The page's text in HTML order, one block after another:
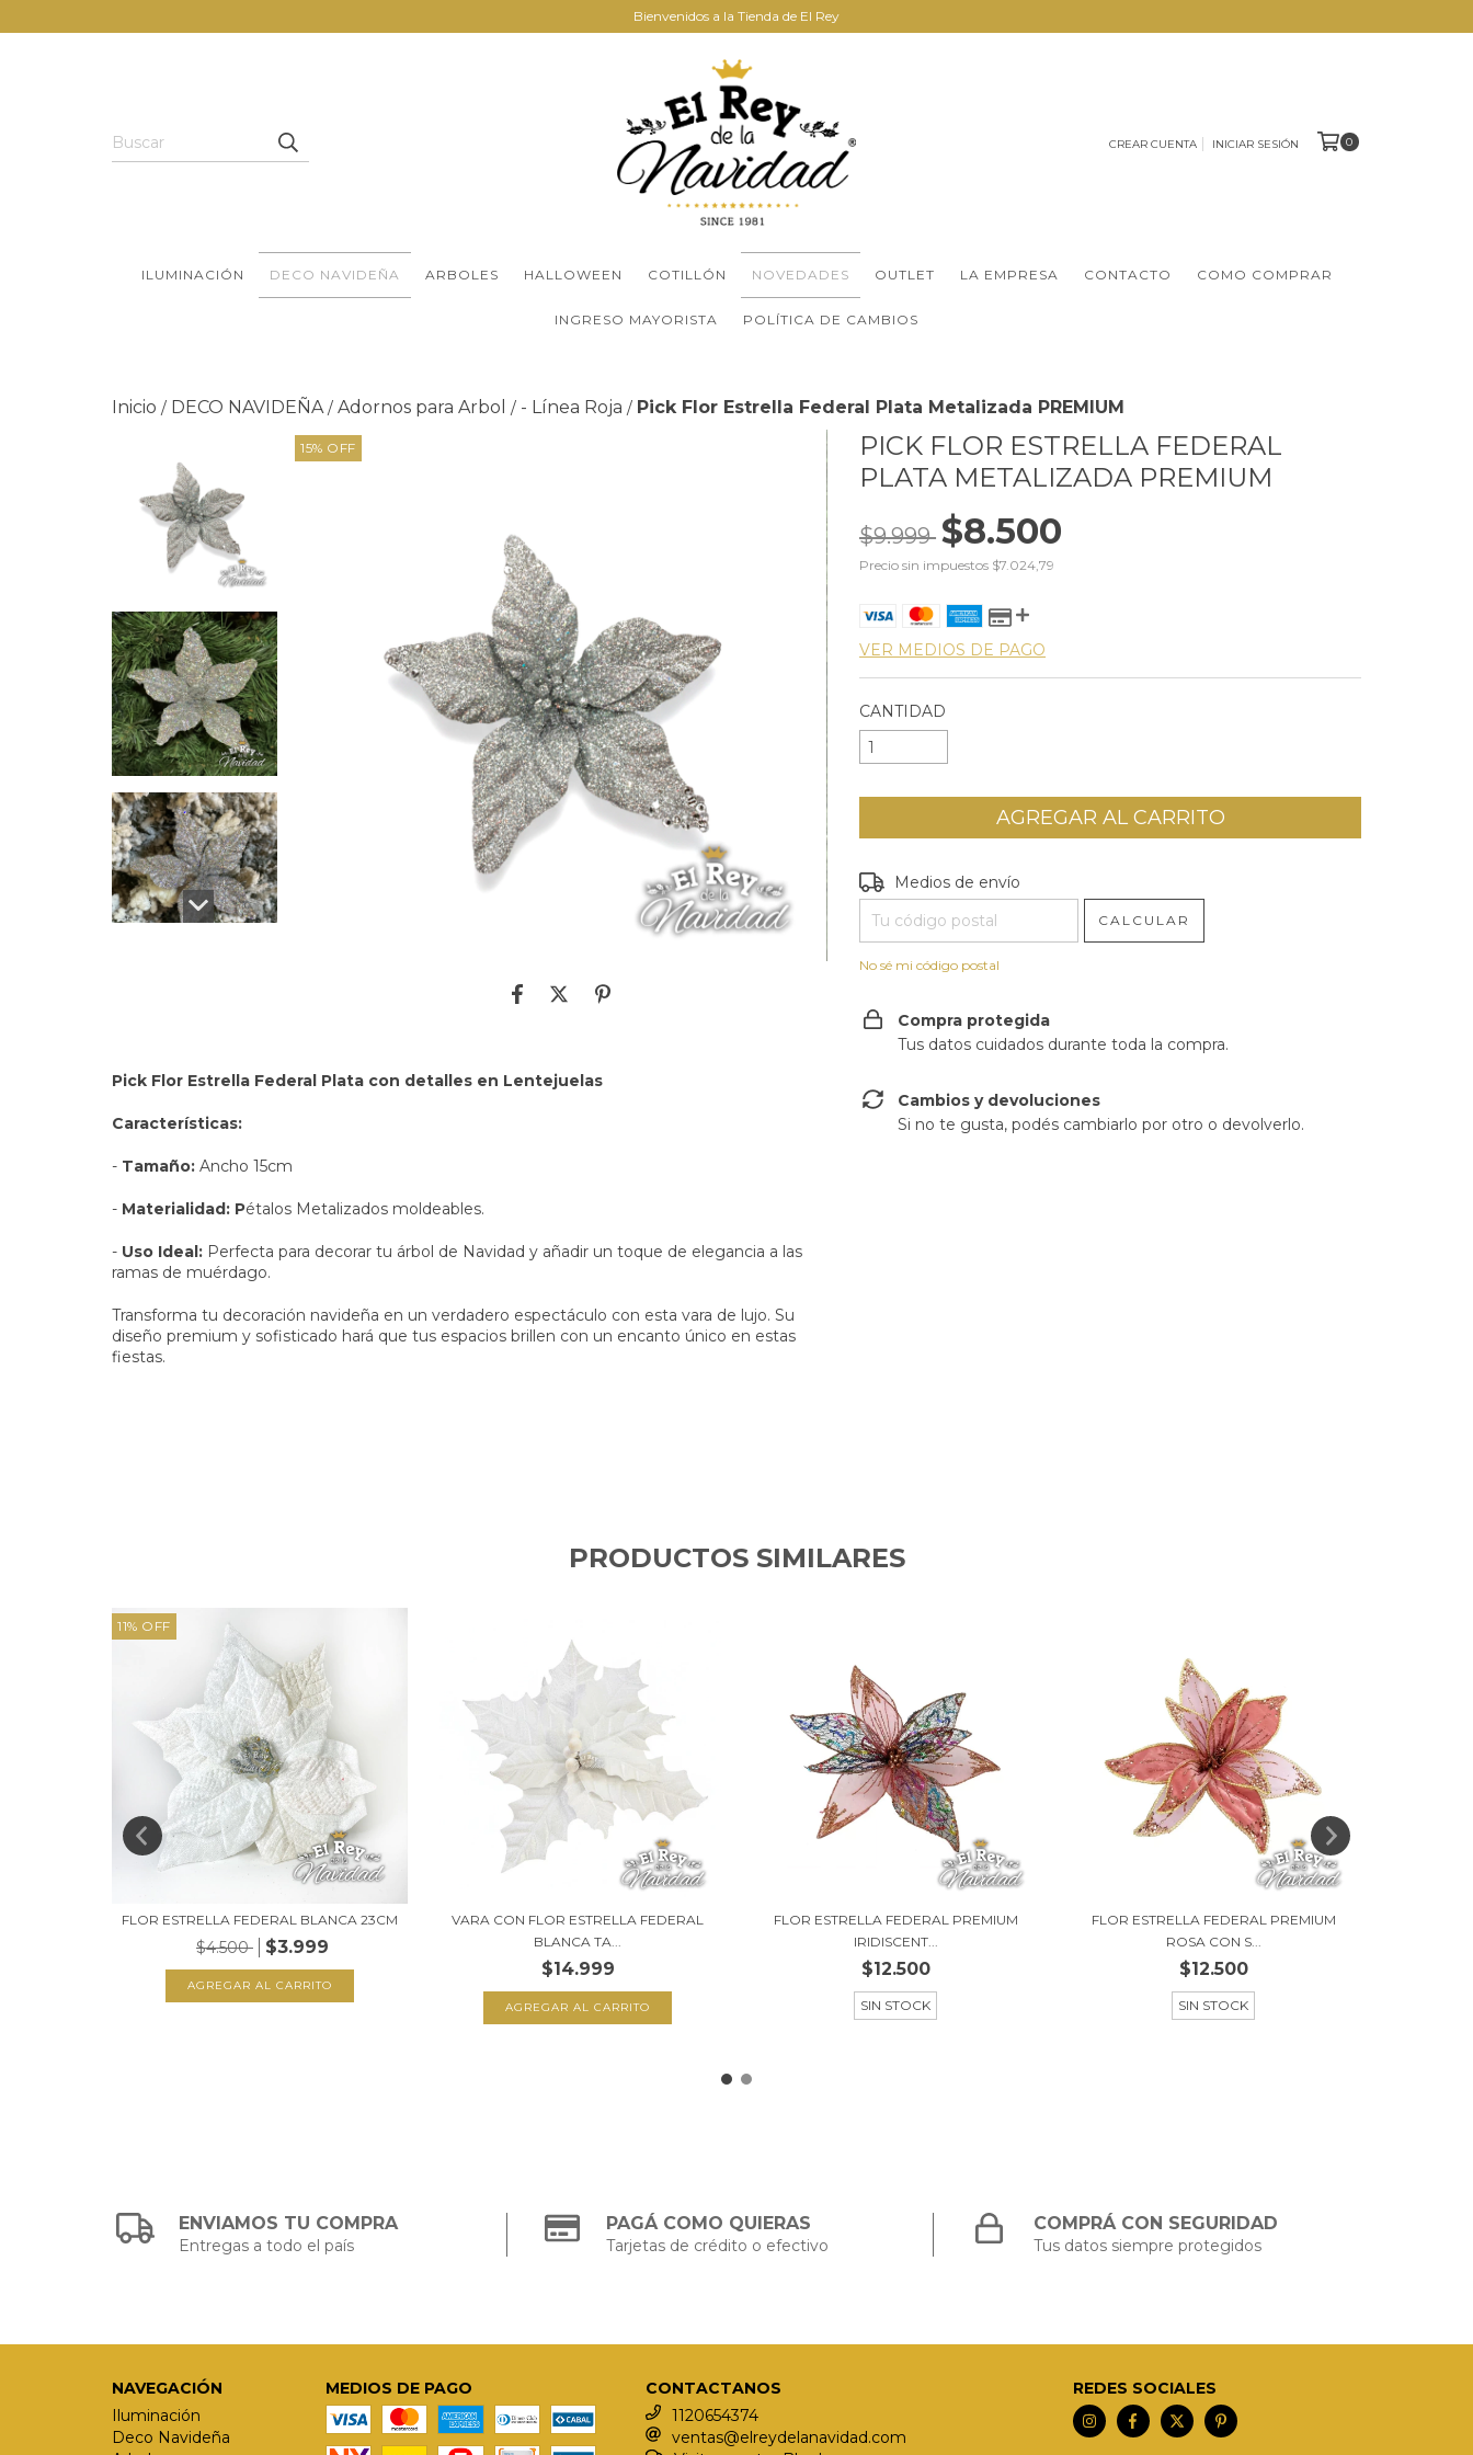
Bienvenidos a la Tienda de El Rey
CREAR CUENTA INICIAR SESIÓN 0
ILUMINACIÓN DECO NAVIDEÑA ARBOLES HALLOWEEN COTILLÓN NOVEDADES OUTLET LA EMPRESA CONTACTO COMO COMPRAR
INGRESO MAYORISTA POLÍTICA DE CAMBIOS
Inicio / DECO NAVIDEÑA / Adornos para Arbol / - Línea Roja / Pick Flor Estrella Federal Plata Metalizada PREMIUM
15% OFF
Pick Flor Estrella Federal Plata con detalles en Lentejuelas
Características:
- Tamaño: Ancho 15cm
- Materialidad: Pétalos Metalizados moldeables.
- Uso Ideal: Perfecta para decorar tu árbol de Navidad y añadir un toque de elegancia a las
ramas de muérdago.
Transforma tu decoración navideña en un verdadero espectáculo con esta vara de lujo. Su
diseño premium y sofisticado hará que tus espacios brillen con un encanto único en estas
fiestas.
PICK FLOR ESTRELLA FEDERAL
PLATA METALIZADA PREMIUM
$9.999 $8.500
Precio sin impuestos $7.024,79
VER MEDIOS DE PAGO
CANTIDAD
Entregas para el CP:
Medios de envío
CALCULAR
No sé mi código postal
Compra protegida
Tus datos cuidados durante toda la compra.
Cambios y devoluciones
Si no te gusta, podés cambiarlo por otro o devolverlo.
PRODUCTOS SIMILARES
11% OFF
FLOR ESTRELLA FEDERAL BLANCA 23CM
$4.500 $3.999
VARA CON FLOR ESTRELLA FEDERAL
BLANCA TA...
$14.999
FLOR ESTRELLA FEDERAL PREMIUM
IRIDISCENT...
$12.500
SIN STOCK
FLOR ESTRELLA FEDERAL PREMIUM
ROSA CON S...
$12.500
SIN STOCK
ENVIAMOS TU COMPRA
Entregas a todo el país
PAGÁ COMO QUIERAS
Tarjetas de crédito o efectivo
COMPRÁ CON SEGURIDAD
Tus datos siempre protegidos
NAVEGACIÓN
Iluminación
Deco Navideña
MEDIOS DE PAGO
CONTACTANOS
1120654374
ventas@elreydelanavidad.com
REDES SOCIALES